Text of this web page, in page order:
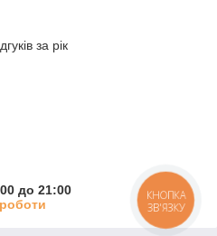
за рік
до 21:00
КНОПКА
ЗВ'ЯЗКУ